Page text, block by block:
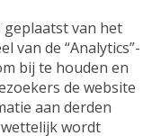
geplaatst van het
van de “Analytics”-
bij te houden en
de website
aan derden
wordt